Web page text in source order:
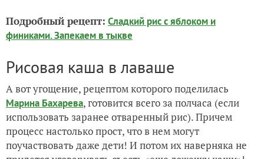
Подробный рецепт: Сладкий рис с яблоком и
финиками. Запекаем в тыкве
Рисовая каша в лаваше
А вот угощение, рецептом которого поделилась
Марина Бахарева, готовится всего за полчаса (если
использовать заранее отваренный рис). Причем
процесс настолько прост, что в нем могут
поучаствовать даже дети! И потом их наверняка не